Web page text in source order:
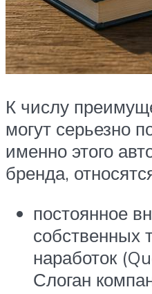
К числу
могут серьезно
именно этого
бренда,
постоянное
собственных
наработок
Слоган